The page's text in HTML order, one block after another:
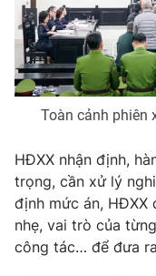
Toàn cảnh phiên
HĐXX nhận định,
trọng, cần xử lý
định mức án, HĐXX
nhẹ, vai trò của
công tác… để đưa